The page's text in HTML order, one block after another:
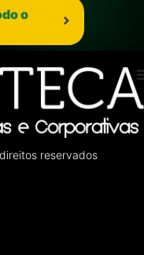
o
reservados